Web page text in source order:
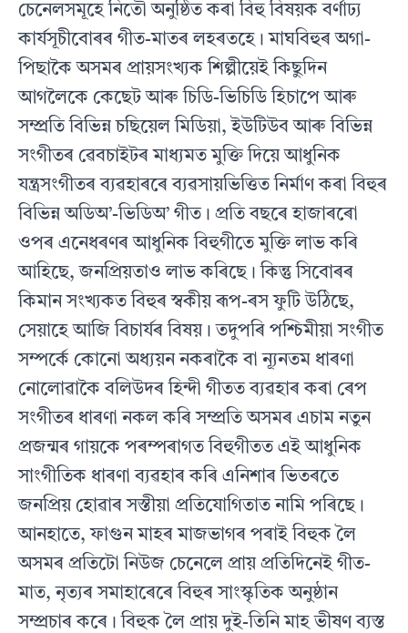
চেনেলসমূহে নিতৌ অনুষ্ঠিত কৰা বিহু বিষয়ক বর্ণাঢ্য
কাৰ্যসূচীবােৰৰ গীত-মাতৰ লহৰতহে। মাঘবিহুৰ অগা-
পিছাকৈ অসমৰ প্রায়সংখ্যক শিল্পীয়েই কিছুদিন
আগলৈকে কেছেট আৰু চিডি-ভিচিডি হিচাপে আৰু
সম্প্রতি বিভিন্ন চছিয়েল মিডিয়া, ইউটিউব আৰু বিভিন্ন
সংগীতৰ ৱেবচাইটৰ মাধ্যমত মুক্তি দিয়ে আধুনিক
যন্ত্রসংগীতৰ ব্যৱহাৰৰে ব্যৱসায়ভিত্তিত নির্মাণ কৰা বিহুৰ
বিভিন্ন অডিঅ’-ভিডিঅ’ গীত। প্রতি বছৰে হাজাৰৰাে
ওপৰ এনেধৰণৰ আধুনিক বিহুগীতে মুক্তি লাভ কৰি
আহিছে, জনপ্রিয়তাও লাভ কৰিছে। কিন্তু সিবােৰৰ
কিমান সংখ্যকত বিহুৰ স্বকীয় ৰূপ-ৰস ফুটি উঠিছে,
সেয়াহে আজি বিচার্যৰ বিষয়। তদুপৰি পশ্চিমীয়া সংগীত
সম্পৰ্কে কোনাে অধ্যয়ন নকৰাকৈ বা ন্যূনতম ধাৰণা
নােলােৱাকৈ বলিউদৰ হিন্দী গীতত ব্যৱহাৰ কৰা ৰেপ
সংগীতৰ ধাৰণা নকল কৰি সম্প্রতি অসমৰ এচাম নতুন
প্রজন্মৰ গায়কে পৰম্পৰাগত বিহুগীতত এই আধুনিক
সাংগীতিক ধাৰণা ব্যৱহাৰ কৰি এনিশাৰ ভিতৰতে
জনপ্রিয় হােৱাৰ সস্তীয়া প্রতিযােগিতাত নামি পৰিছে।
আনহাতে, ফাগুন মাহৰ মাজভাগৰ পৰাই বিহুক লৈ
অসমৰ প্ৰতিটো নিউজ চেনেলে প্রায় প্রতিদিনেই গীত-
মাত, নৃত্যৰ সমাহাৰেৰে বিহুৰ সাংস্কৃতিক অনুষ্ঠান
সম্প্রচাৰ কৰে। বিহুক লৈ প্রায় দুই-তিনি মাহ ভীষণ ব্যস্ত